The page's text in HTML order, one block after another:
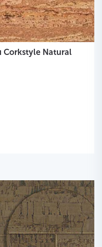
Natural